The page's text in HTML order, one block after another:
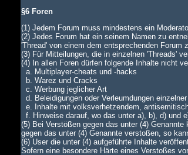
§6 Foren
(1) Jedem Forum muss mindestens ein
(2) Jedes Forum hat ein seinem Namen zu
'Thread' von einem dem entsprechenden Forum
(3) Für Mitteilungen, die in einzelnen 'Threads'
(4) In allen Foren dürfen folgende Inhalte nicht
a. Multiplayer-cheats und -hacks
b. Warez und Cracks
c. Werbung jeglicher Art
d. Beleidigungen oder Verleumdungen
e. Inhalte mit volksverhetzendem,
f. Hinweise darauf, wo das unter a), b), d) und
(5) Bei Verstößen gegen das unter (4)
gegen das unter (4) Genannte verstoßen, so
(6) User die unter (4) aufgeführte Inhalte
Sofern eine besondere Härte eines Verstoßes